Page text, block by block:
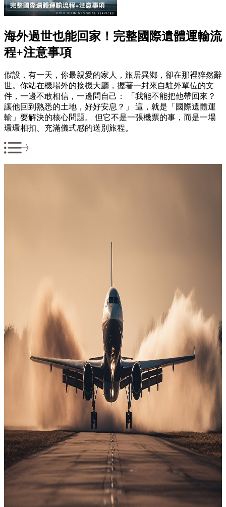
海外過世也能回家！完整國際遺體運輸流
程+注意事項
假設，有一天，你最親愛的家人，旅居異鄉，卻在那裡猝然辭
世。你站在機場外的接機大廳，握著一封來自駐外單位的文
件，一邊不敢相信，一邊問自己： 「我能不能把他帶回來？
讓他回到熟悉的土地，好好安息？」 這，就是「國際遺體運
輸」要解決的核心問題。 但它不是一張機票的事，而是一場
環環相扣、充滿儀式感的送別旅程。